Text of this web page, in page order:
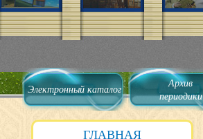
Электронный каталог
Архив
периодики
ГЛАВНАЯ